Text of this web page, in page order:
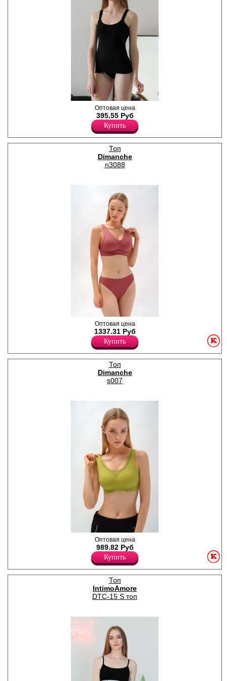
Майка женская на бретелях
из эластичного хлопка,
идеально прилегает к телу и
удобна под любую верхнюю
одежду.
Лайкра 10%
Оптовая цена
395.55 Руб
Купить
Топ
Dimanche
n3088
Кроп-топ формованный из
микрофибры с декоративной
полоской на стане. Модель
изготовлена по технологии
Soft Skin. Бретель широкая
рельефная, с
волнообразным краем.
Dimanche lingerie – это
новый взгляд на
Под брендом выпускается
белье, гармонично
сочетающее изысканный
итальянский стиль и
новейшие
производственные
методики. Dimanche lingerie
– бренд с мировым именем,
который занимает
лидирующие позиции среди
бельевых брендов класса
«средний» и «средний+».
Полиамид 60%
Спандекс 40%
Оптовая цена
1337.31 Руб
Купить
Топ
Dimanche
s007
Кроп-топ формованный из
микрофибры со вставкой из
сеточки, однотонный.
Модель изготовлена по
технологии Soft Skin,
бретель средняя. Dimanche
lingerie – это новый взгляд
на современные технологии
в разработке нижнего белья.
сочетающее изысканный
итальянский стиль и
производственные
методики. Dimanche lingerie
– бренд с мировым именем,
который занимает
лидирующие позиции среди
бельевых брендов класса
Оптовая цена
989.82 Руб
Купить
Топ
IntimoAmore
DTC-15 S топ